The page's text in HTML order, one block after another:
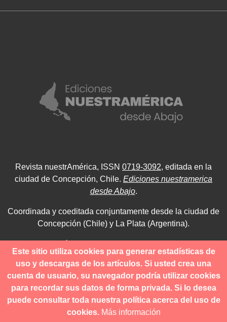
Revista nuestrAmérica, ISSN 0719-3092, editada en la
ciudad de Concepción, Chile. Ediciones nuestramerica
desde Abajo.
Coordinada y coeditada conjuntamente desde la ciudad de
Concepción (Chile) y La Plata (Argentina).
contacto@revistanuestramerica.cl
Toda comunicación respecto a los envíos se deben realizar
a través del OJS.
Este sitio utiliza cookies para generar estadísticas de
uso y descargas de los artículos. Si usted crea una
cuenta de usuario, su navegador podría utilizar cookies
para recordar sus datos de forma privada. Si lo desea
puede consultar toda nuestra política acerca del uso de
cookies. Más información